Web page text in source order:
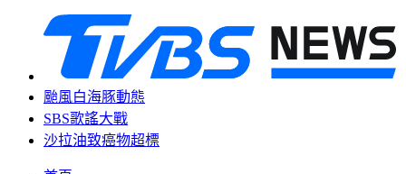
颱風白海豚動態
SBS歌謠大戰
沙拉油致癌物超標